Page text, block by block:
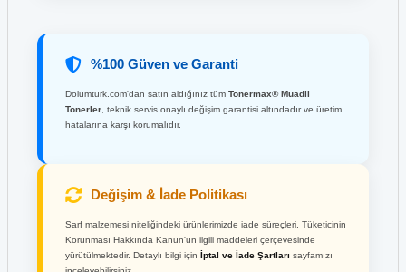
%100 Güven ve Garanti
Dolumturk.com'dan satın aldığınız tüm Tonermax® Muadil
Tonerler, teknik servis onaylı değişim garantisi altındadır ve üretim
hatalarına karşı korumalıdır.
Değişim & İade Politikası
Sarf malzemesi niteliğindeki ürünlerimizde iade süreçleri, Tüketicinin
Korunması Hakkında Kanun'un ilgili maddeleri çerçevesinde
yürütülmektedir. Detaylı bilgi için İptal ve İade Şartları sayfamızı